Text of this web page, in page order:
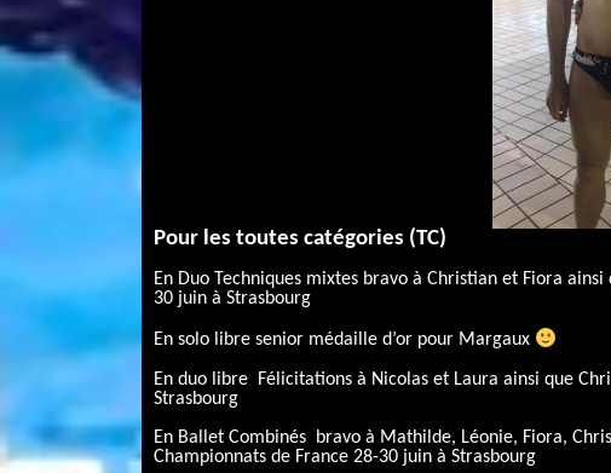
Pour les toutes catégories (TC)
En Duo Techniques mixtes bravo à Christian et Fiora
30 juin à Strasbourg
En solo libre senior médaille d’or pour Margaux
En duo libre Félicitations à Nicolas et Laura ainsi que
Strasbourg
En Ballet Combinés bravo à Mathilde, Léonie, Fiora,
Championnats de France 28-30 juin à Strasbourg